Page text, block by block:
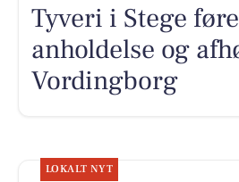
Tyveri i Stege
anholdelse og
Vordingborg
LOKALT NYT